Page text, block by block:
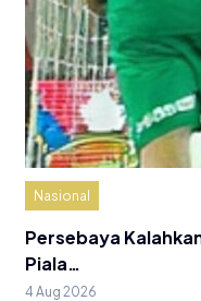
Nasional
Persebaya
Piala…
4 Aug 2026